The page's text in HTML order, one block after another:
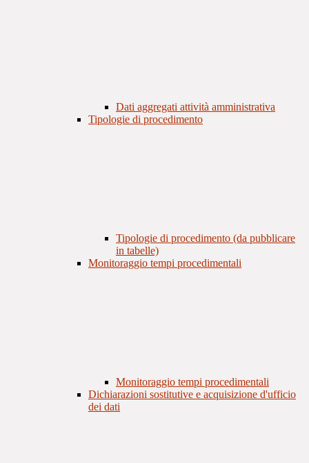
Dati aggregati attività amministrativa
Tipologie di procedimento
Tipologie di procedimento (da pubblicare
in tabelle)
Monitoraggio tempi procedimentali
Monitoraggio tempi procedimentali
Dichiarazioni sostitutive e acquisizione d'ufficio
dei dati